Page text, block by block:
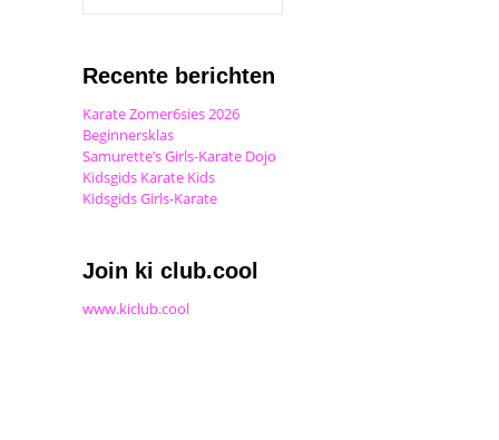
Recente berichten
Karate Zomer6sies 2026
Beginnersklas
Samurette’s Girls-Karate Dojo
Kidsgids Karate Kids
Kidsgids Girls-Karate
Join ki club.cool
www.kiclub.cool